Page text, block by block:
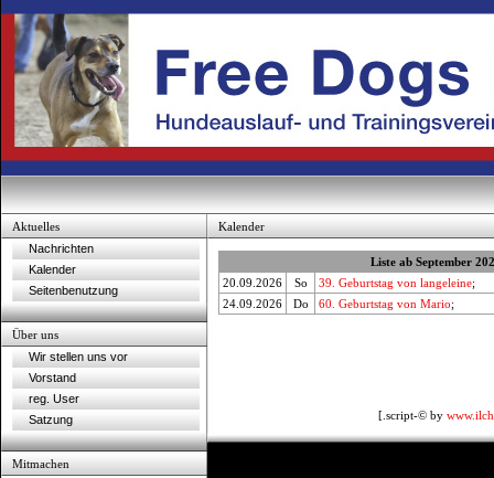
Aktuelles
Nachrichten
Kalender
Seitenbenutzung
Über uns
Wir stellen uns vor
Vorstand
reg. User
Satzung
Mitmachen
Kalender
Liste ab September
20.09.2026
So 39. Geburtstag von langeleine;
24.09.2026
Do 60. Geburtstag von Mario;
[.script-© by